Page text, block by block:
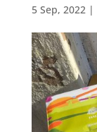
5 Sep, 2022|